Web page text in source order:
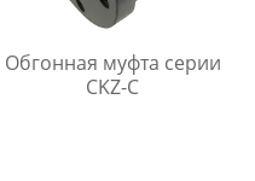
Обгонная муфта серии
CKZ-C